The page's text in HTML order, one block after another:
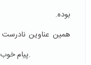
بوده.
همین عناوین
پیام خوب منتقل شود و نه خوب دریافت می‌گردد.